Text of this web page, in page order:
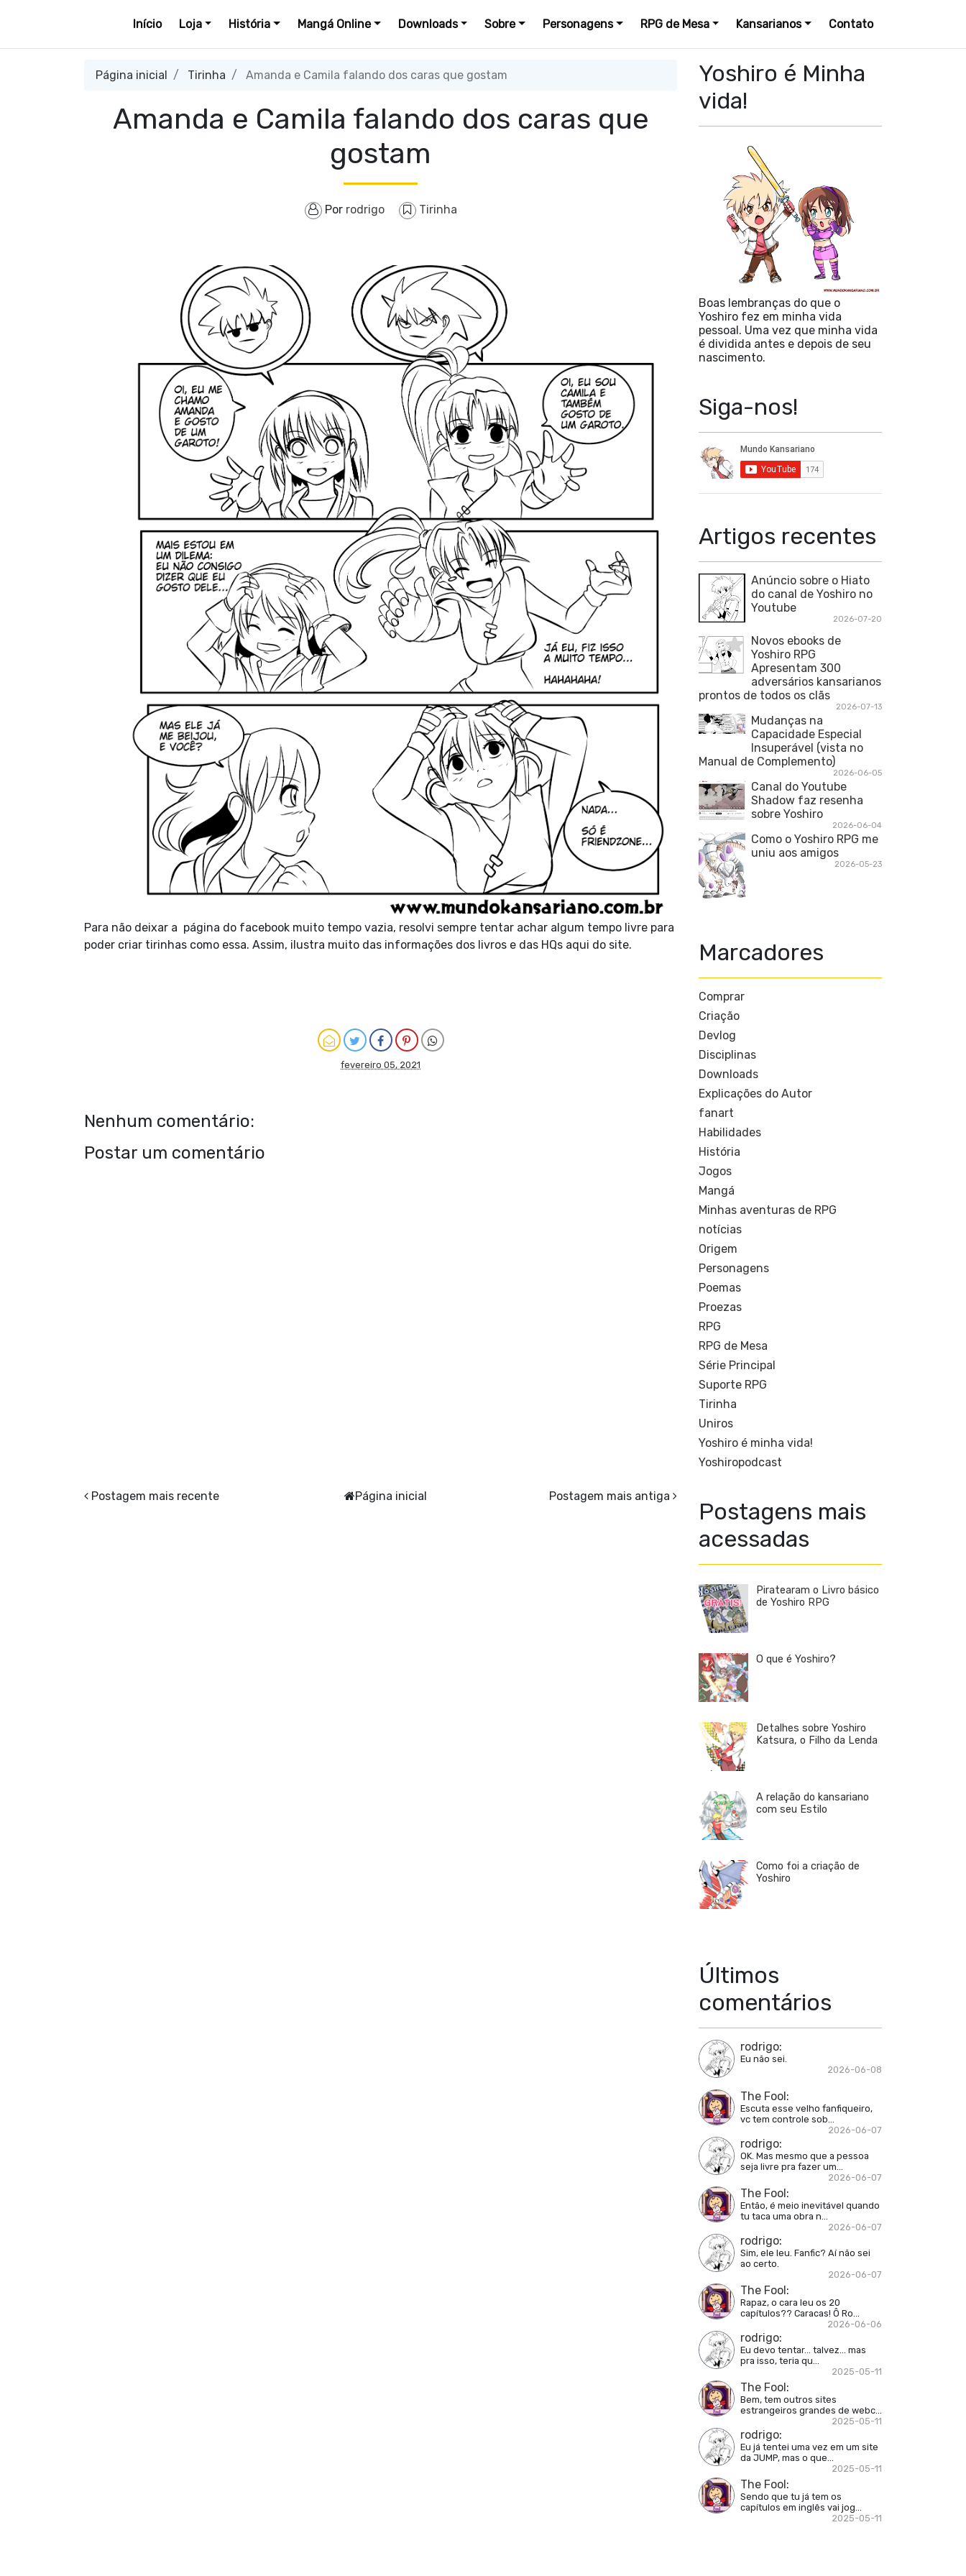
Início Loja História Mangá Online Downloads Sobre Personagens RPG de Mesa Kansarianos Contato
Página inicial Tirinha Amanda e Camila falando dos caras que gostam
Amanda e Camila falando dos caras que
gostam
Por rodrigo Tirinha
Para não deixar a página do facebook muito tempo vazia, resolvi sempre tentar achar algum tempo livre para
poder criar tirinhas como essa. Assim, ilustra muito das informações dos livros e das HQs aqui do site.
fevereiro 05, 2021
Nenhum comentário:
Postar um comentário
Postagem mais recente Postagem mais antiga
Página inicial
Yoshiro é Minha
vida!
Boas lembranças do que o
Yoshiro fez em minha vida
pessoal. Uma vez que minha vida
é dividida antes e depois de seu
nascimento.
Siga-nos!
Artigos recentes
Anúncio sobre o Hiato
do canal de Yoshiro no
Youtube
2026-07-20
Novos ebooks de
Yoshiro RPG
Apresentam 300
adversários kansarianos
prontos de todos os clãs
2026-07-13
Mudanças na
Capacidade Especial
Insuperável (vista no
Manual de Complemento)
2026-06-05
Canal do Youtube
Shadow faz resenha
sobre Yoshiro
2026-06-04
Como o Yoshiro RPG me
uniu aos amigos
2026-05-23
Marcadores
Comprar
Criação
Devlog
Disciplinas
Downloads
Explicações do Autor
fanart
Habilidades
História
Jogos
Mangá
Minhas aventuras de RPG
notícias
Origem
Personagens
Poemas
Proezas
RPG
RPG de Mesa
Série Principal
Suporte RPG
Tirinha
Uniros
Yoshiro é minha vida!
Yoshiropodcast
Postagens mais
acessadas
Piratearam o Livro básico
de Yoshiro RPG
O que é Yoshiro?
Detalhes sobre Yoshiro
Katsura, o Filho da Lenda
A relação do kansariano
com seu Estilo
Como foi a criação de
Yoshiro
Últimos
comentários
rodrigo:
Eu não sei.
2026-06-08
The Fool:
Escuta esse velho fanfiqueiro,
vc tem controle sob...
2026-06-07
rodrigo:
OK. Mas mesmo que a pessoa
seja livre pra fazer um...
2026-06-07
The Fool:
Então, é meio inevitável quando
tu taca uma obra n...
2026-06-07
rodrigo:
Sim, ele leu. Fanfic? Aí não sei
ao certo.
2026-06-07
The Fool:
Rapaz, o cara leu os 20
capítulos?? Caracas! Ô Ro...
2026-06-06
rodrigo:
Eu devo tentar... talvez... mas
pra isso, teria qu...
2025-05-11
The Fool:
Bem, tem outros sites
estrangeiros grandes de webc...
2025-05-11
rodrigo:
Eu já tentei uma vez em um site
da JUMP, mas o que...
2025-05-11
The Fool:
Sendo que tu já tem os
capítulos em inglês vai jog...
2025-05-11